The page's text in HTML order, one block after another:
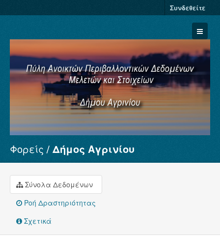
Συνδεθείτε
Σύνολα Δεδομένων
Φορείς
Ομάδες
Σχετικά
Φορείς Δήμος Αγρινίου
Σύνολα Δεδομένων
Ροή Δραστηριότητας
Σχετικά